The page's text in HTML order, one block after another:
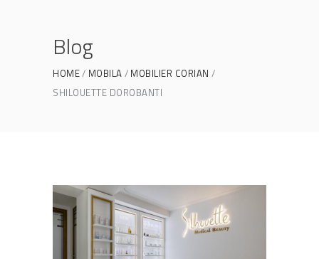
Blog
HOME MOBILA
MOBILIER CORIAN
SHILOUETTE DOROBANTI